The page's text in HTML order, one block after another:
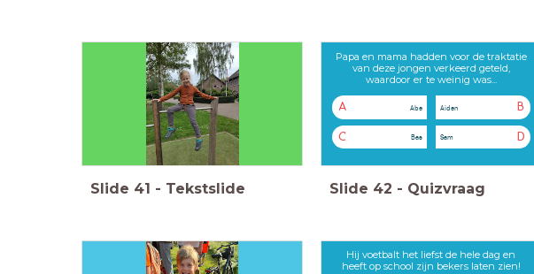
Slide 41 - Tekstslide
Papa en mama hadden voor de traktatie
van deze jongen verkeerd geteld,
waardoor er te weinig was...
A Abe B
Aiden
C Bas D
Sam
Slide 42 - Quizvraag
Hij voetbalt het liefst de hele dag en
heeft op school zijn bekers laten zien!